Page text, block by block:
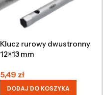
Klucz rurowy dwustronny
12×13 mm
5,49 zł
DODAJ DO KOSZYKA